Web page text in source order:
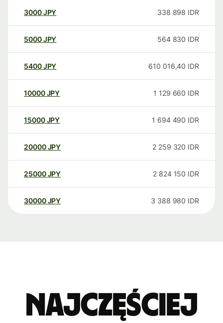
3000JPY 338 898 IDR
5000JPY 564 830 IDR
5400JPY 610 016,40 IDR
10000 JPY 1 129 660 IDR
15000 JPY 1 694 490 IDR
20000 JPY 2 259 320 IDR
25000 JPY 2 824 150 IDR
30000 JPY 3 388 980 IDR
Najczęściej